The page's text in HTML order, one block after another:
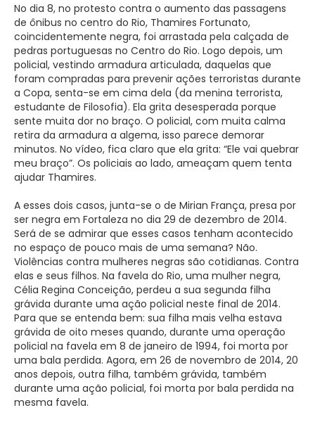
No dia 8, no protesto contra o aumento das passagens
de ônibus no centro do Rio, Thamires Fortunato,
coincidentemente negra, foi arrastada pela calçada de
pedras portuguesas no Centro do Rio. Logo depois, um
policial, vestindo armadura articulada, daquelas que
foram compradas para prevenir ações terroristas durante
a Copa, senta-se em cima dela (da menina terrorista,
estudante de Filosofia). Ela grita desesperada porque
sente muita dor no braço. O policial, com muita calma
retira da armadura a algema, isso parece demorar
minutos. No vídeo, fica claro que ela grita: “Ele vai quebrar
meu braço”. Os policiais ao lado, ameaçam quem tenta
ajudar Thamires.
A esses dois casos, junta-se o de Mirian França, presa por
ser negra em Fortaleza no dia 29 de dezembro de 2014.
Será de se admirar que esses casos tenham acontecido
no espaço de pouco mais de uma semana? Não.
Violências contra mulheres negras são cotidianas. Contra
elas e seus filhos. Na favela do Rio, uma mulher negra,
Célia Regina Conceição, perdeu a sua segunda filha
grávida durante uma ação policial neste final de 2014.
Para que se entenda bem: sua filha mais velha estava
grávida de oito meses quando, durante uma operação
policial na favela em 8 de janeiro de 1994, foi morta por
uma bala perdida. Agora, em 26 de novembro de 2014, 20
anos depois, outra filha, também grávida, também
durante uma ação policial, foi morta por bala perdida na
mesma favela.